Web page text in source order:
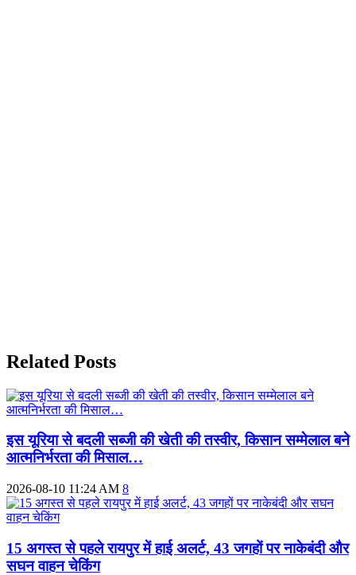
Related Posts
इस यूरिया से बदली सब्जी की खेती की तस्वीर, किसान सम्मेलाल बने
आत्मनिर्भरता की मिसाल…
2026-08-10 11:24 AM 8
15 अगस्त से पहले रायपुर में हाई अलर्ट, 43 जगहों पर नाकेबंदी और
सघन वाहन चेकिंग